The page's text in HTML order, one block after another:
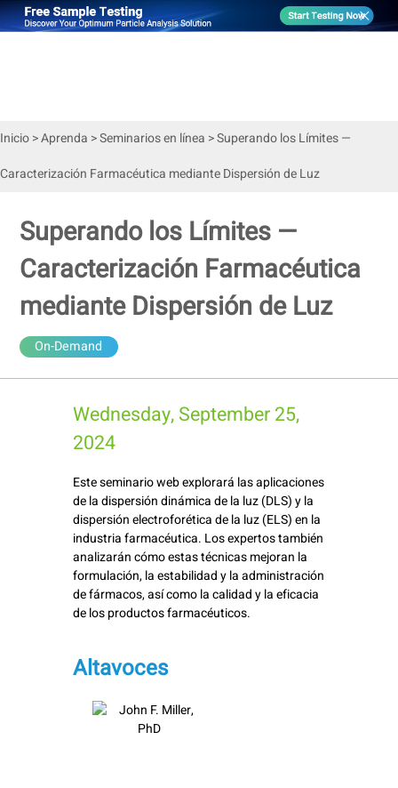
Inicio>Aprenda >Seminarios en línea >Superando los Límites —
Caracterización Farmacéutica mediante Dispersión de Luz
Superando los Límites —
Caracterización Farmacéutica
mediante Dispersión de Luz
On-Demand
Wednesday, September 25,
2024
Este seminario web explorará las aplicaciones
de la dispersión dinámica de la luz (DLS) y la
dispersión electroforética de la luz (ELS) en la
industria farmacéutica. Los expertos también
analizarán cómo estas técnicas mejoran la
formulación, la estabilidad y la administración
de fármacos, así como la calidad y la eficacia
de los productos farmacéuticos.
Altavoces